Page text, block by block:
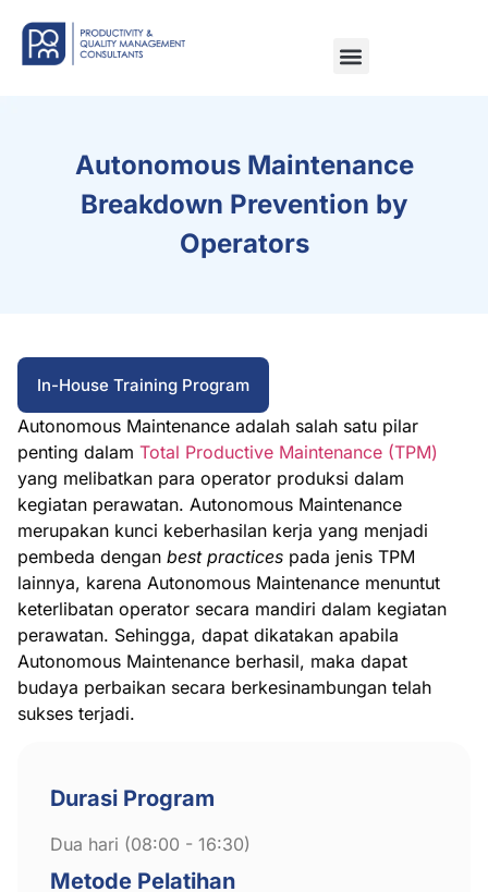
Autonomous Maintenance
Breakdown Prevention by
Operators
In-House Training Program
Autonomous Maintenance adalah salah satu pilar
penting dalam Total Productive Maintenance (TPM)
yang melibatkan para operator produksi dalam
kegiatan perawatan. Autonomous Maintenance
merupakan kunci keberhasilan kerja yang menjadi
pembeda dengan best practices pada jenis TPM
lainnya, karena Autonomous Maintenance menuntut
keterlibatan operator secara mandiri dalam kegiatan
perawatan. Sehingga, dapat dikatakan apabila
Autonomous Maintenance berhasil, maka dapat
budaya perbaikan secara berkesinambungan telah
sukses terjadi.
Durasi Program
Dua hari (08:00 - 16:30)
Metode Pelatihan